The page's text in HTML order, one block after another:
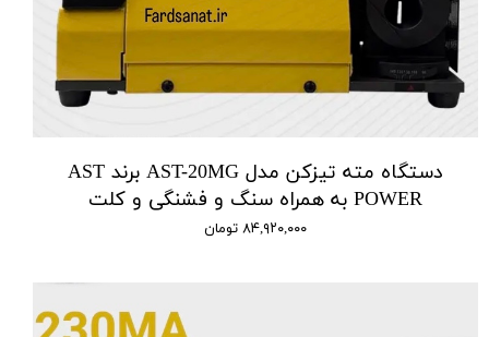
دستگاه مته تیزکن مدل AST-20MG برند AST
POWER به همراه سنگ و فشنگی و کلت
۸۴,۹۲۰,۰۰۰ تومان